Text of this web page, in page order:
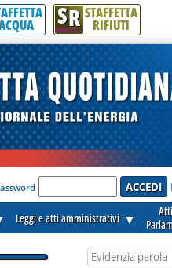
notizia. SR STAFFETTA
RIFIUTI
Leggi e atti amministrativi ▼